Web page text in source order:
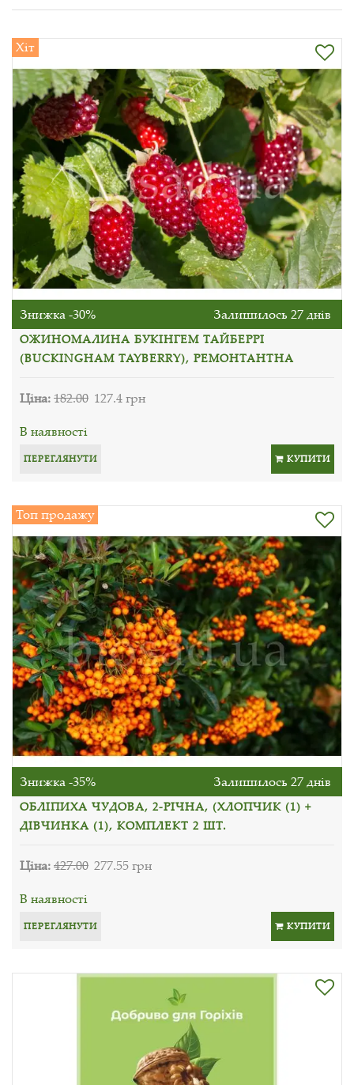
Хіт
Знижка -30% Залишилось 27 днів
ОЖИНОМАЛИНА БУКІНГЕМ ТАЙБЕРРІ
(BUCKINGHAM TAYBERRY), РЕМОНТАНТНА
Ціна:182.00 127.4 грн
В наявності
ПЕРЕГЛЯНУТИ КУПИТИ
Топ продажу
Знижка -35% Залишилось 27 днів
ОБЛІПИХА ЧУДОВА, 2-РІЧНА, (ХЛОПЧИК (1) +
ДІВЧИНКА (1), КОМПЛЕКТ 2 ШТ.
Ціна:427.00 277.55 грн
В наявності
ПЕРЕГЛЯНУТИ КУПИТИ